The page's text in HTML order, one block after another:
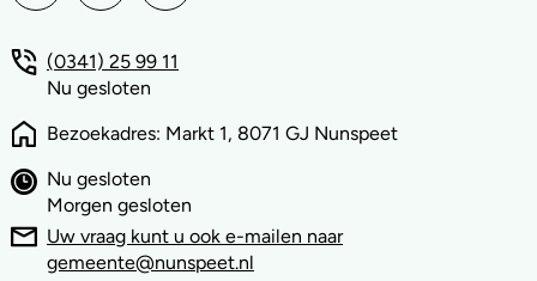
(0341) 25 99 11
Nu gesloten
Bezoekadres: Markt 1, 8071 GJ Nunspeet
Nu gesloten
Morgen gesloten
Uw vraag kunt u ook e-mailen naar
gemeente@nunspeet.nl